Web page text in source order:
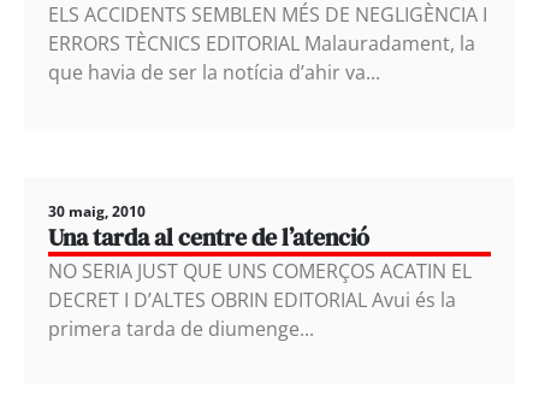
ELS ACCIDENTS SEMBLEN MÉS DE NEGLIGÈNCIA I
ERRORS TÈCNICS EDITORIAL Malauradament, la
que havia de ser la notícia d’ahir va...
30 maig, 2010
Una tarda al centre de l’atenció
NO SERIA JUST QUE UNS COMERÇOS ACATIN EL
DECRET I D’ALTES OBRIN EDITORIAL Avui és la
primera tarda de diumenge...